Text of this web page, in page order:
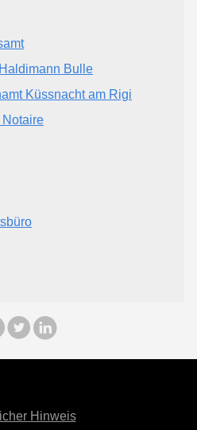
Bulle
Küssnacht am Rigi
Hinweis